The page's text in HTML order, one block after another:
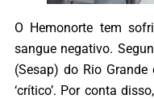
O Hemonorte tem
sangue negativo.
(Sesap) do Rio
‘crítico’. Por conta